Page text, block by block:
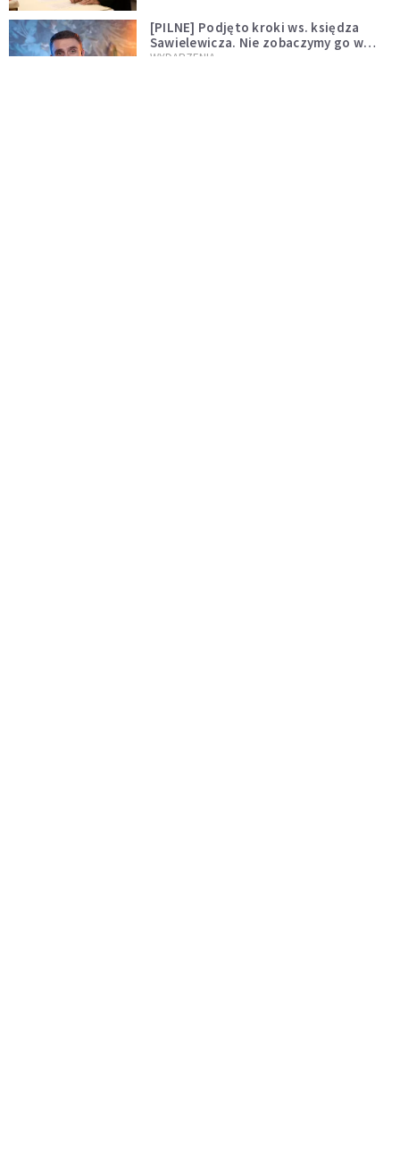
[PILNE] Podjęto kroki ws. księdza
Sawielewicza. Nie zobaczymy go w
mediach
WYDARZENIA